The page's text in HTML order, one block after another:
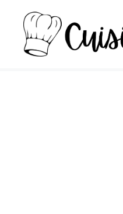
contenuto